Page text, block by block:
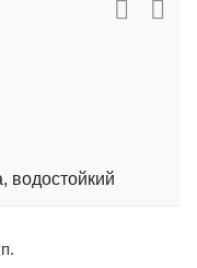
водостойкий